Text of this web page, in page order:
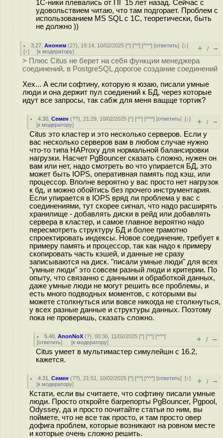
1C-ники плевались от ПГ 15 лет назад. Сейчас с
удовольствием читаю, что там подгорает. Проблем с
использованием MS SQL c 1C, теоретически, быть
не должно ))
3.27 ,Аноним (27), 19:14, 10/02/2025 [^] [^^] [^^^] [ответить][↓]
[↑] [к модератору] + / –
> Плюс Сitus не берет на себя функции менеджера
соединений, в PostgreSQL дорогое создание соединений
Хех... А если софтину, которую я юзаю, писали умные
люди и она держит пул соедиений к БД, через которые
идут все запросы, так сабж для меня ващще тортик?
4.30 ,Семен (??), 21:29, 10/02/2025 [^] [^^] [^^^] [ответить][↓]
[к модератору] + / –
Citus это кластер и это несколько серверов. Если у
вас несколько серверов вам в любом случае нужно
что-то типа HAProxy для нормальной балансировки
нагрузки. Насчет PgBouncer сказать сложно, нужен он
вам или нет, надо смотреть во что упирается БД, это
может быть IOPS, оперативная память под кэш, или
процессор. Вполне вероятно у вас просто нет нагрузок
к бд, и можно обойтись без прочего инструментария.
Если упирается в IOPS вряд ли проблема у вас с
соединениями, тут скорее сигнал, что надо расширять
хранилище - добавлять диски в рейд или добавлять
сервера в кластер, и самое главное вероятно надо
пересмотреть структуру БД и более грамотно
спроектировать индексы. Новое соединение, требует к
примеру память и процессор, так как надо к примеру
скопировать часть кэшей, и данные не сразу
записываются на диск. "писали умные люди" для всех
"умные люди" это совсем разный люди и критерии. По
опыту, что связанно с данными и обработкой данных,
даже умные люди не могут решить все проблемы, и
есть много подводных моментов, с которыми вы
можете столкнуться или вовсе никогда не столкнуться,
у всех разные данные и структуры данных. Поэтому
пока не проверишь, сказать сложно.
5.40 ,AnonNoX (?), 00:36, 11/02/2025 [^] [^^] [^^^]
[ответить] [к модератору] + / –
Citus умеет в мультимастер симулейшн с 16.2,
кажется.
4.31 ,Семен (??), 21:51, 10/02/2025 [^] [^^] [^^^] [ответить][↑]
[к модератору] + / –
Кстати, если вы считаете, что софтину писали умные
люди. Просто откройте багрепорты PgBouncer, Pgpool,
Odyssey, да и просто почитайте статьи по ним, вы
поймете, что не все так просто, и там просто овер
дофига проблем, которые возникают на ровном месте
и которые очень сложно решить.